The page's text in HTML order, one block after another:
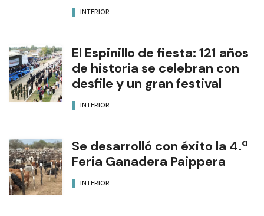
INTERIOR
El Espinillo de fiesta: 121 años
de historia se celebran con
desfile y un gran festival
INTERIOR
Se desarrolló con éxito la 4.ª
Feria Ganadera Paippera
INTERIOR